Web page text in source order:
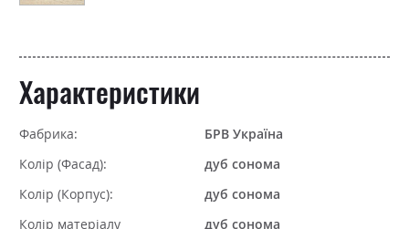
Характеристики
Фабрика:
БРВ Україна
Колір (Фасад):
дуб сонома
Колір (Корпус):
дуб сонома
Колір матеріалу
дуб сонома